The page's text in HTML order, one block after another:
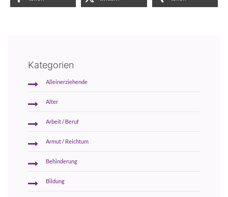
Kategorien
Alleinerziehende
Alter
Arbeit / Beruf
Armut / Reichtum
Behinderung
Bildung